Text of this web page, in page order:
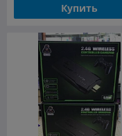
Купить